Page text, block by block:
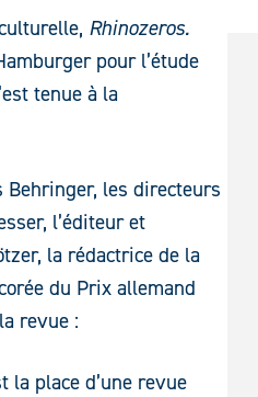
Rhinozeros.
pour l’étude
tenue à la
Behringer, les directeurs
l’éditeur et
la rédactrice de la
du Prix allemand
revue :
la place d’une revue